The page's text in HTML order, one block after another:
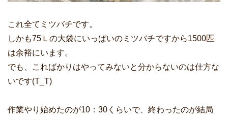
これ全てミツバチです。
しかも75Ｌの大袋にいっぱいのミツバチですから1500匹
は余裕にいます。
でも、こればかりはやってみないと分からないのは仕方な
いです(T_T)
作業やり始めたのが10：30くらいで、終わったのが結局